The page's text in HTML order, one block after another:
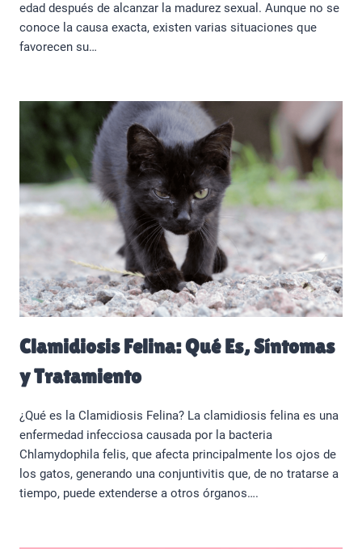
edad después de alcanzar la madurez sexual. Aunque no se
conoce la causa exacta, existen varias situaciones que
favorecen su…
Clamidiosis Felina: Qué Es, Síntomas
y Tratamiento
¿Qué es la Clamidiosis Felina? La clamidiosis felina es una
enfermedad infecciosa causada por la bacteria
Chlamydophila felis, que afecta principalmente los ojos de
los gatos, generando una conjuntivitis que, de no tratarse a
tiempo, puede extenderse a otros órganos….